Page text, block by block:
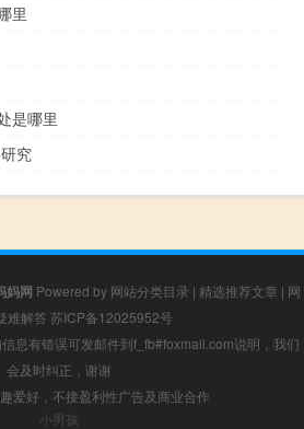
里
是哪里
究
妈网 Powered by 网站分类目录 | 精选推荐文章 | 网
难解答 苏ICP备12025952号
息有错误可发邮件到f_fb#foxmail.com说明，我们
会及时纠正，谢谢
爱好，不接盈利性广告及商业合作
小男孩